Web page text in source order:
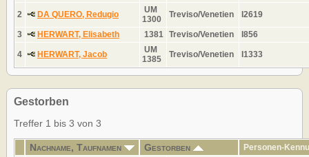
2 DA QUERO, Redugio
UM
1300
Treviso/Venetien I2619
3 HERWART, Elisabeth 1381 Treviso/Venetien I856
4 HERWART, Jacob
UM
1385
Treviso/Venetien I1333
Gestorben
Treffer 1 bis 3 von 3
Nachname, Taufnamen Gestorben Personen-